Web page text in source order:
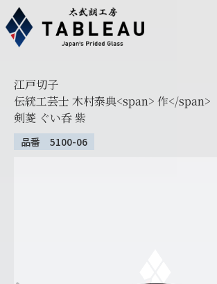
江戸切子
伝統工芸士 木村泰典<span> 作</span>
剣菱 ぐい呑 紫
品番 5100-06